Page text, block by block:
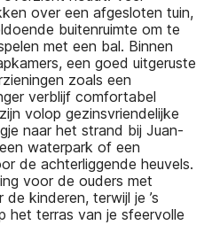
over een afgesloten tuin,
buitenruimte om te
met een bal. Binnen
een goed uitgeruste
zoals een
verblijf comfortabel
volop gezinsvriendelijke
naar het strand bij Juan-
waterpark of een
de achterliggende heuvels.
voor de ouders met
kinderen, terwijl je ’s
het terras van je sfeervolle